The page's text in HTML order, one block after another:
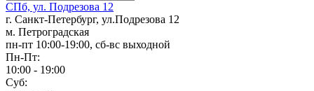
СПб, ул. Подрезова 12
г. Санкт-Петербург, ул.Подрезова 12
м. Петроградская
пн-пт 10:00-19:00, сб-вс выходной
Пн-Пт:
10:00 - 19:00
Суб: